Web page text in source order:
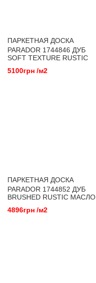
ПАРКЕТНАЯ ДОСКА
PARADOR 1744846 ДУБ
SOFT TEXTURE RUSTIC
5100грн /м2
ПАРКЕТНАЯ ДОСКА
PARADOR 1744852 ДУБ
BRUSHED RUSTIC МАСЛО
4896грн /м2